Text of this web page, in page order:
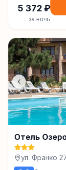
5 372 ₽
за ночь
Отель
ул. Франко